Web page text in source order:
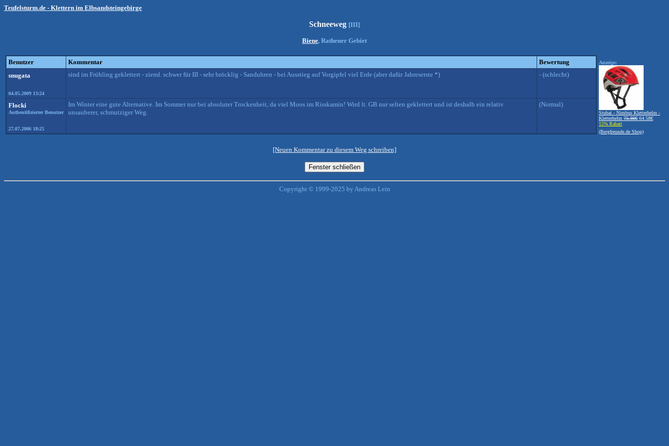
Teufelsturm.de - Klettern im Elbsandsteingebirge
Schneeweg [III]
Biene, Rathener Gebiet
Benutzer Kommentar
Bewertung
snugata
04.05.2009 13:24
sind im Frühling geklettert - zieml. schwer für III - sehr bröcklig - Sanduhren - bei Ausstieg auf Vorgipfel viel Erde (aber dafür Jahreserste *) - (schlecht)
Flocki
Authentifizierter Benutzer
27.07.2006 18:25
Im Winter eine gute Alternative. Im Sommer nur bei absoluter Trockenheit, da viel Moos im Risskamin! Wird lt. GB nur selten geklettert und ist deshalb ein relativ
unsauberer, schmutziger Weg.
(Normal)
Anzeige:
Stubai - Nimbus Kletterhelm -
Kletterhelm 75.98€ 64.58€
15% Rabatt
(Bergfreunde.de Shop)
[Neuen Kommentar zu diesem Weg schreiben]
Copyright © 1999-2025 by Andreas Lein